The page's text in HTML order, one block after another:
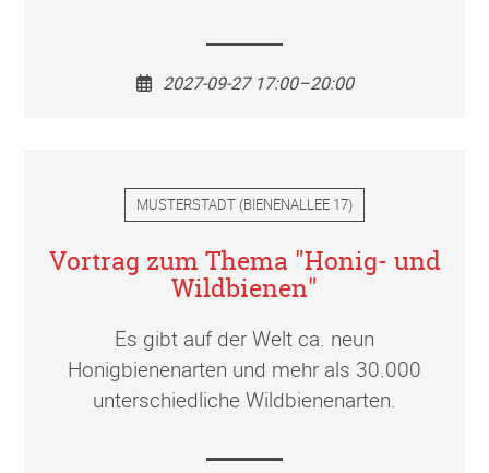
2027-09-27 17:00–20:00
MUSTERSTADT (BIENENALLEE 17)
Vortrag zum Thema "Honig- und
Wildbienen"
Es gibt auf der Welt ca. neun
Honigbienenarten und mehr als 30.000
unterschiedliche Wildbienenarten.